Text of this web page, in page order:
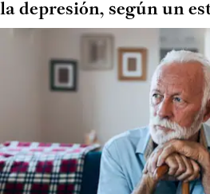
la depresión, según un